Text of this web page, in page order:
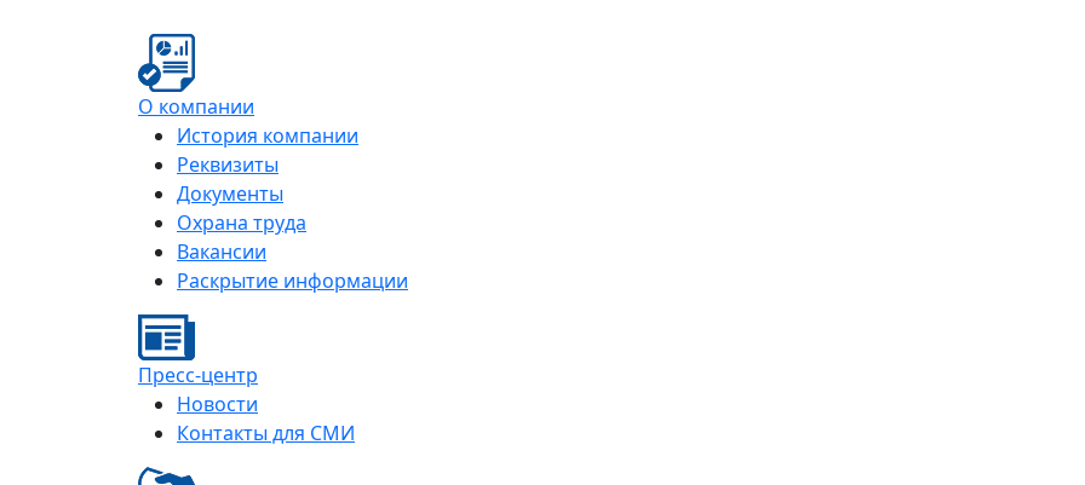
О компании
История компании
Реквизиты
Документы
Охрана труда
Вакансии
Раскрытие информации
Пресс-центр
Новости
Контакты для СМИ